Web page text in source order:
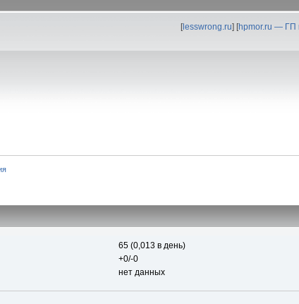
[lesswrong.ru] [hpmor.ru —
65 (0,013 в день)
+0/-0
нет данных